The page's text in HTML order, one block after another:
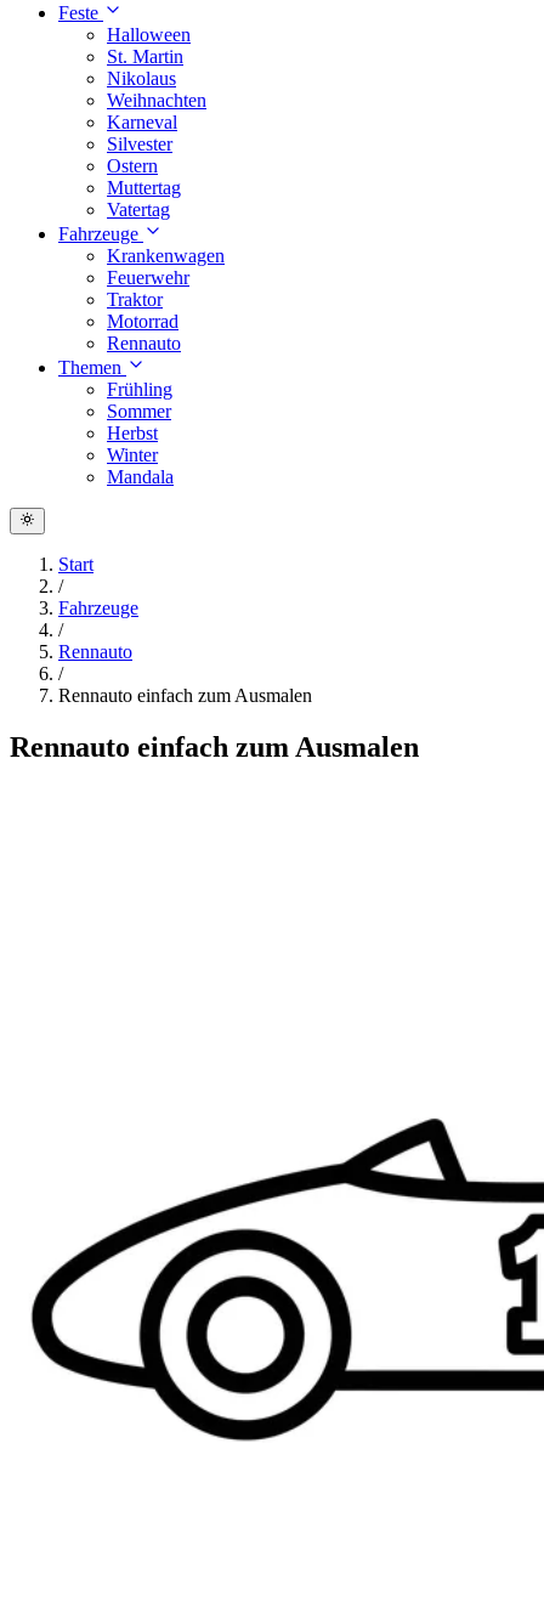
Feste
Halloween
St. Martin
Nikolaus
Weihnachten
Karneval
Silvester
Ostern
Muttertag
Vatertag
Fahrzeuge
Krankenwagen
Feuerwehr
Traktor
Motorrad
Rennauto
Themen
Frühling
Sommer
Herbst
Winter
Mandala
Start
/
Fahrzeuge
/
Rennauto
/
Rennauto einfach zum Ausmalen
Rennauto einfach zum Ausmalen